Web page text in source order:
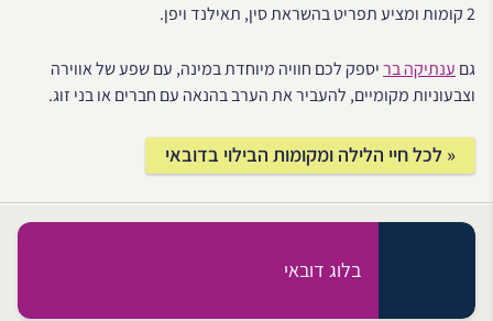
2 קומות ומציע תפריט בהשראת סין, תאילנד ויפן.
גם ענתיקה בריספק לכם חוויה מיוחדת במינה, עם שפע של אווירה
וצבעוניות מקומיים, להעביר את הערב בהנאה עם חברים או בני זוג.
« לכל חיי הלילה ומקומות הבילוי בדובאי
בלוג דובאי